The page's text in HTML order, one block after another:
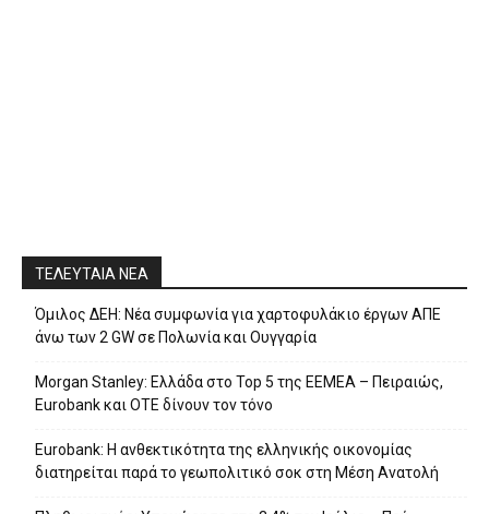
ΤΕΛΕΥΤΑΙΑ ΝΕΑ
Όμιλος ΔΕΗ: Νέα συμφωνία για χαρτοφυλάκιο έργων ΑΠΕ
άνω των 2 GW σε Πολωνία και Ουγγαρία
Morgan Stanley: Ελλάδα στο Top 5 της EEMEA – Πειραιώς,
Eurobank και ΟΤΕ δίνουν τον τόνο
Eurobank: Η ανθεκτικότητα της ελληνικής οικονομίας
διατηρείται παρά το γεωπολιτικό σοκ στη Μέση Ανατολή